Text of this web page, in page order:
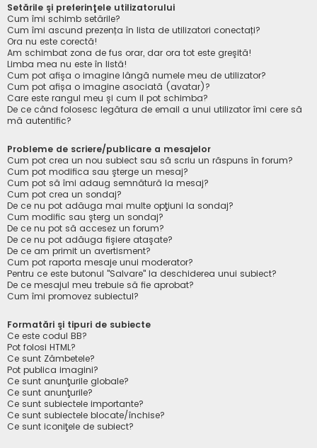
Setările şi preferinţele utilizatorului
Cum îmi schimb setările?
Cum îmi ascund prezența în lista de utilizatori conectați?
Ora nu este corectă!
Am schimbat zona de fus orar, dar ora tot este greşită!
Limba mea nu este în listă!
Cum pot afişa o imagine lângă numele meu de utilizator?
Cum pot afișa o imagine asociată (avatar)?
Care este rangul meu şi cum il pot schimba?
De ce când folosesc legătura de email a unui utilizator îmi cere să
mă autentific?
Probleme de scriere/publicare a mesajelor
Cum pot crea un nou subiect sau să scriu un răspuns în forum?
Cum pot modifica sau şterge un mesaj?
Cum pot să îmi adaug semnătură la mesaj?
Cum pot crea un sondaj?
De ce nu pot adăuga mai multe opţiuni la sondaj?
Cum modific sau şterg un sondaj?
De ce nu pot să accesez un forum?
De ce nu pot adăuga fişiere ataşate?
De ce am primit un avertisment?
Cum pot raporta mesaje unui moderator?
Pentru ce este butonul "Salvare" la deschiderea unui subiect?
De ce mesajul meu trebuie să fie aprobat?
Cum îmi promovez subiectul?
Formatări şi tipuri de subiecte
Ce este codul BB?
Pot folosi HTML?
Ce sunt Zâmbetele?
Pot publica imagini?
Ce sunt anunţurile globale?
Ce sunt anunţurile?
Ce sunt subiectele importante?
Ce sunt subiectele blocate/închise?
Ce sunt iconiţele de subiect?